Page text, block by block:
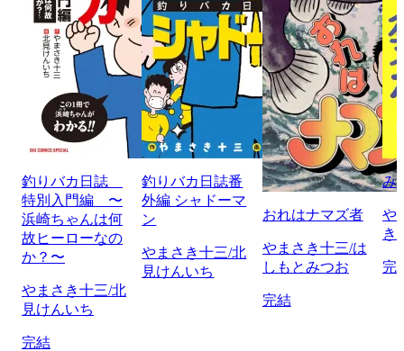
釣りバカ日誌
特別入門編 〜
浜崎ちゃんは何
故ヒーローなの
か？〜
やまさき十三/北
見けんいち
完結
釣りバカ日誌番
外編 シャドーマ
ン
やまさき十三/北
見けんいち
おれはナマズ者
やまさき十三/は
しもとみつお
完結
み
や
き
完